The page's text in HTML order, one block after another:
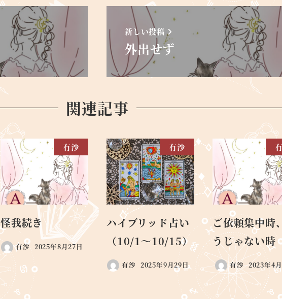
新しい投稿
外出せず
関連記事
有沙
怪我続き
有沙 2025年8月27日
有沙
ハイブリッド占い
（10/1〜10/15）
有沙 2025年9月29日
ご依頼集中時
うじゃない時
有沙 2023年4